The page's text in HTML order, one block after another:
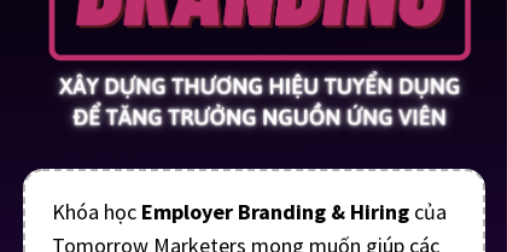
Khóa học Employer Branding & Hiringcủa
Tomorrow Marketers mong muốn giúp các